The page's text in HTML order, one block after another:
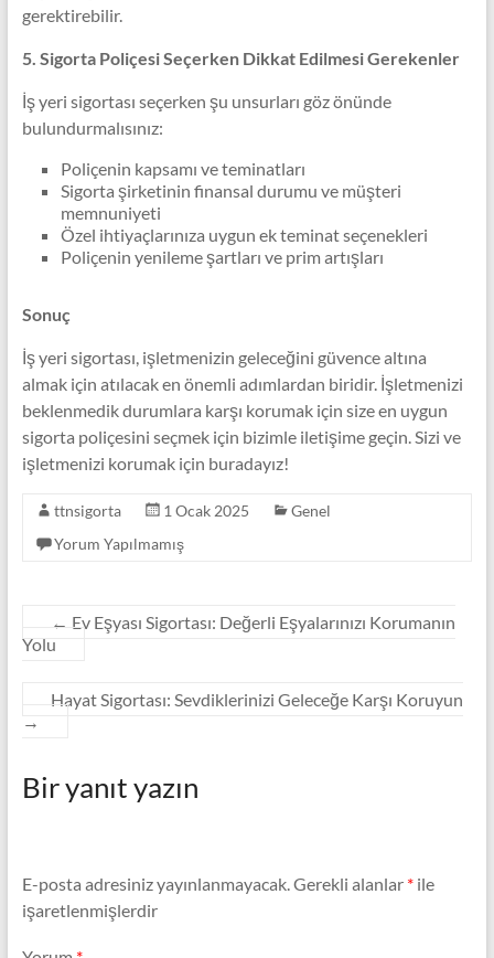
gerektirebilir.
5. Sigorta Poliçesi Seçerken Dikkat Edilmesi Gerekenler
İş yeri sigortası seçerken şu unsurları göz önünde
bulundurmalısınız:
Poliçenin kapsamı ve teminatları
Sigorta şirketinin finansal durumu ve müşteri
memnuniyeti
Özel ihtiyaçlarınıza uygun ek teminat seçenekleri
Poliçenin yenileme şartları ve prim artışları
Sonuç
İş yeri sigortası, işletmenizin geleceğini güvence altına
almak için atılacak en önemli adımlardan biridir. İşletmenizi
beklenmedik durumlara karşı korumak için size en uygun
sigorta poliçesini seçmek için bizimle iletişime geçin. Sizi ve
işletmenizi korumak için buradayız!
ttnsigorta 1 Ocak 2025
Genel
Yorum Yapılmamış
← Ev Eşyası Sigortası: Değerli Eşyalarınızı Korumanın
Yolu
Hayat Sigortası: Sevdiklerinizi Geleceğe Karşı Koruyun
→
Bir yanıt yazın
E-posta adresiniz yayınlanmayacak.Gerekli alanlar *ile
işaretlenmişlerdir